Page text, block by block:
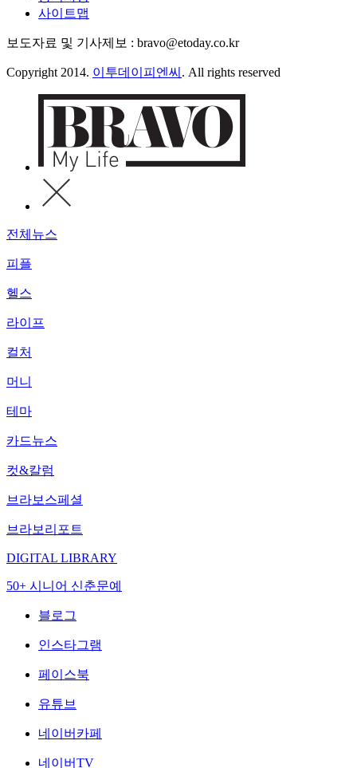
사이트맵
보도자료 및 기사제보 : bravo@etoday.co.kr
Copyright 2014. 이투데이피엔씨 . All rights reserved
전체뉴스
피플
헬스
라이프
컬처
머니
테마
카드뉴스
컷&칼럼
브라보스페셜
브라보리포트
DIGITAL LIBRARY
50+ 시니어 신춘문예
블로그
인스타그램
페이스북
유튜브
네이버카페
네이버TV